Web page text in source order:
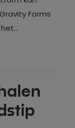
Forms